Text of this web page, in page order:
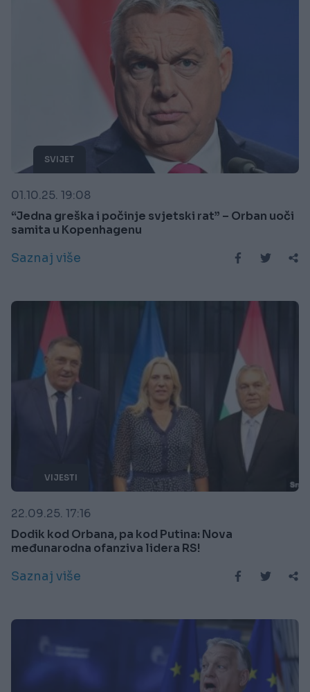
SVIJET
01.10.25. 19:08
“Jedna greška i počinje svjetski rat” – Orban uoči
samita u Kopenhagenu
Saznaj više
VIJESTI
22.09.25. 17:16
Dodik kod Orbana, pa kod Putina: Nova
međunarodna ofanziva lidera RS!
Saznaj više